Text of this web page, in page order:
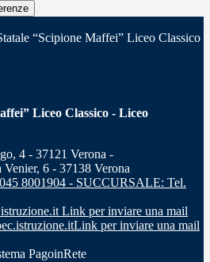
“Scipione Maffei” Liceo Classico
Liceo Classico - Liceo
4 - 37121 Verona -
6 - 37138 Verona
8001904 - SUCCURSALE: Tel.
Link per inviare una mail
Link per inviare una mail
PagoinRete